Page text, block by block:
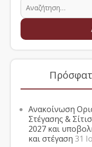
Ανακοίνωση
Στέγασης &
2027 και
και στέγαση 31